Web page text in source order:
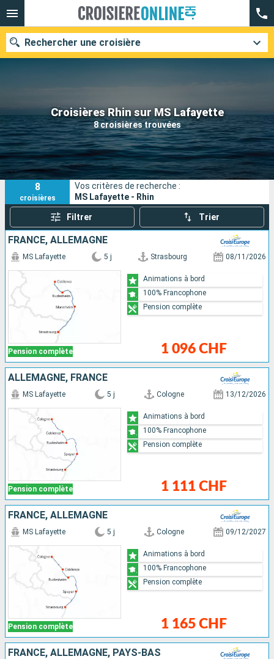
Croisières Rhin sur MS Lafayette
8 croisières trouvées
Rechercher une croisière
Nos destinations
Mois de départ
Ports Compagnies
Rechercher
8
croisières
Vos critères de recherche :
MS Lafayette - Rhin
Filtrer Trier
FRANCE, ALLEMAGNE
Pension complète
MS Lafayette 5 j Strasbourg 08/11/2026
1 096 CHF
Animations à bord
100% Francophone
Pension complète
ALLEMAGNE, FRANCE
Pension complète
MS Lafayette 5 j Cologne 13/12/2026
1 111 CHF
Animations à bord
100% Francophone
Pension complète
FRANCE, ALLEMAGNE
Pension complète
MS Lafayette 5 j Cologne 09/12/2027
1 165 CHF
Animations à bord
100% Francophone
Pension complète
FRANCE, ALLEMAGNE, PAYS-BAS